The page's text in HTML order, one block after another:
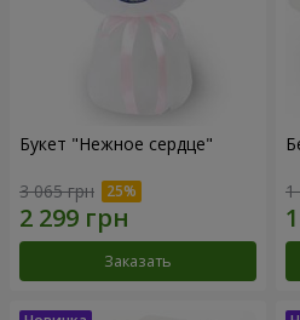
Букет "Нежное сердце"
3 065 грн
Заказать
1